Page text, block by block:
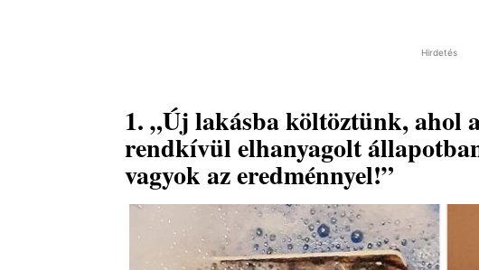
Hirdetés
1. „Új lakásba költöztünk, ahol
rendkívül elhanyagolt
vagyok az eredménnyel!”